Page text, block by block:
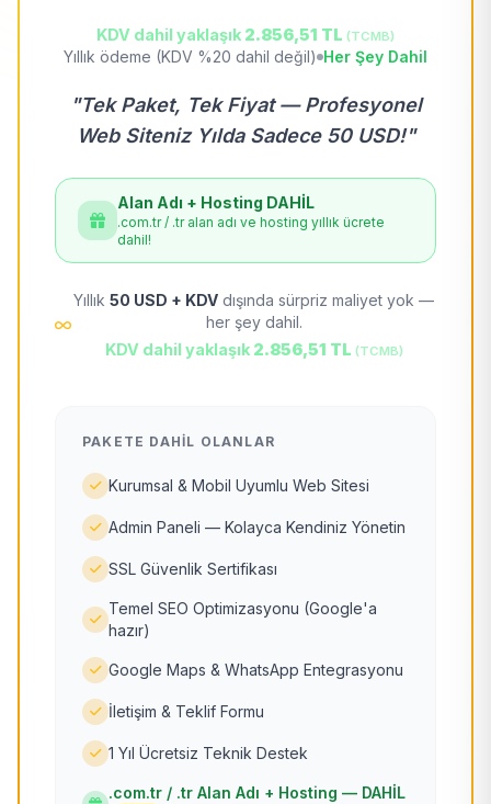
KDV dahil yaklaşık 2.856,51 TL (TCMB)
Yıllık ödeme (KDV %20 dahil değil) Her Şey Dahil
"Tek Paket, Tek Fiyat — Profesyonel
Web Siteniz Yılda Sadece 50 USD!"
Alan Adı + Hosting DAHİL
.com.tr / .tr alan adı ve hosting yıllık ücrete
dahil!
Yıllık 50 USD + KDV dışında sürpriz maliyet yok —
her şey dahil.
KDV dahil yaklaşık 2.856,51 TL (TCMB)
PAKETE DAHIL OLANLAR
Kurumsal & Mobil Uyumlu Web Sitesi
Admin Paneli — Kolayca Kendiniz Yönetin
SSL Güvenlik Sertifikası
Temel SEO Optimizasyonu (Google'a
hazır)
Google Maps & WhatsApp Entegrasyonu
İletişim & Teklif Formu
1 Yıl Ücretsiz Teknik Destek
.com.tr / .tr Alan Adı + Hosting — DAHİL